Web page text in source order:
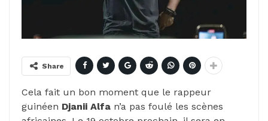
Share
Cela fait un bon moment que le rappeur
guinéen Djanii Alfa n’a pas foulé les scènes